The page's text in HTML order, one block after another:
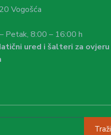
Vogošća
Petak, 8:00 – 16:00 h
ured i šalteri za ovjeru
Traži